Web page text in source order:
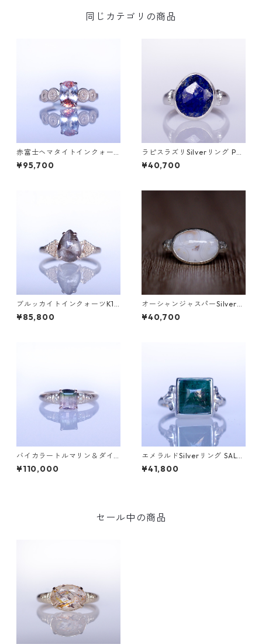
同じカテゴリの商品
赤富士ヘマタイトインクォー
ツK10リング DAHMA(ダーマ)
[D052]
¥95,700
ラピスラズリSilverリング PA
O(パオ）[P002]
¥40,700
ブルッカイトインクォーツK10
リング MALWA (マルワ)[M24
4]
¥85,800
オーシャンジャスパーSilverリ
ング EPA(エパ）[E001]
¥40,700
バイカラートルマリン＆ダイ
ヤK10リング FATA(ファタ）[F
016]
¥110,000
エメラルドSilverリング SALG
A(サルガ）[S005]
¥41,800
セール中の商品